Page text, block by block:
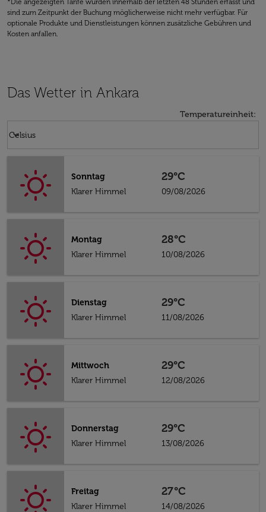
*Die angezeigten Tarife wurden innerhalb der letzten 48 Stunden erfasst und
sind zum Zeitpunkt der Buchung möglicherweise nicht mehr verfügbar. Für
optionale Produkte und Dienstleistungen können zusätzliche Gebühren und
Kosten anfallen.
Das Wetter in Ankara
Temperatureinheit:
Celsius
keyboard_arrow_down
Sonntag
Klarer Himmel
29°C
09/08/2026
Montag
Klarer Himmel
28°C
10/08/2026
Dienstag
Klarer Himmel
29°C
11/08/2026
Mittwoch
Klarer Himmel
29°C
12/08/2026
Donnerstag
Klarer Himmel
29°C
13/08/2026
Freitag
Klarer Himmel
27°C
14/08/2026